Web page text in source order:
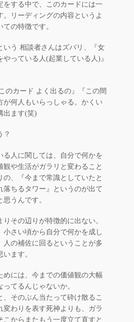
をする中で、このカードには一
。リーディングの内容というよ
の特徴です。
いう 相談者さんはズバリ、『女
っている人(起業している人)』
のカード よく出るの』『この間
が何人もいらっしゃる。かくい
出ます(笑)
？
る人に関しては、自分で何かを
観や生活がガラリと変わること
の、『今まで常識としていたと
落ちるタワー』というのが出て
うんです。
その辺りが特徴的に出ない。
小さい頃から自分で何かを成し
人の補佐に回るということが多
ます。
めには、今までの価値観の大幅
てるんじゃないか。
、そのぶん当たって砕け散るこ
変わりを表す死神よりも、ガラ
こからまたもう一度立て直すと